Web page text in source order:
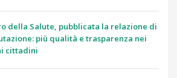
della Salute, pubblicata la relazione di
più qualità e trasparenza nei
cittadini